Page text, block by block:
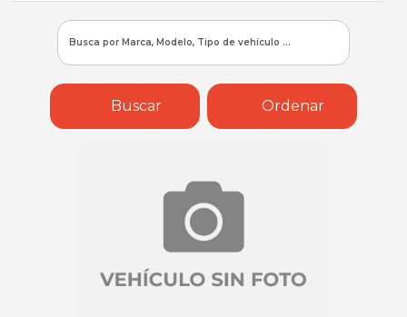
Buscar Ordenar